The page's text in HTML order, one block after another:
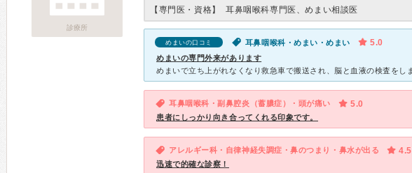
診療所
【専門医・資格】 耳鼻咽喉科専門医、めまい相談医
めまいの口コミ 耳鼻咽喉科・めまい・めまい 5.0
めまいの専門外来があります
耳鼻咽喉科・副鼻腔炎（蓄膿症）・頭が痛い 5.0
患者にしっかり向き合ってくれる印象です。
アレルギー科・自律神経失調症・鼻のつまり・鼻水が出る 4.5
迅速で的確な診察！